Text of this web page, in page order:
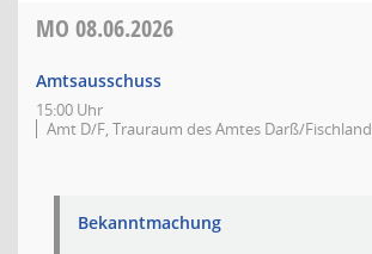
MO 08.06.2026
Amtsausschuss
15:00 Uhr
Amt D/F, Trauraum des Amtes Darß/Fischland
Bekanntmachung